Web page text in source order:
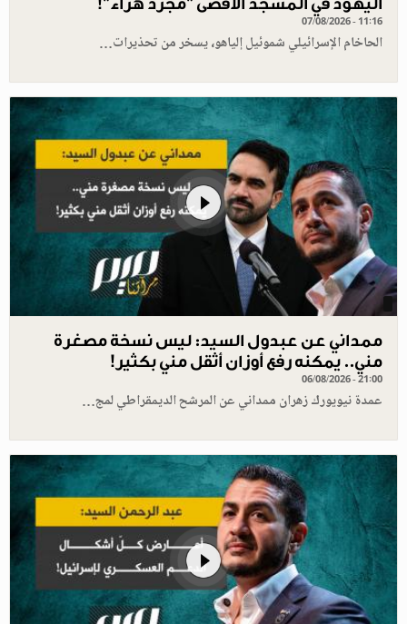
07/08/2026 - 11:16
الحاخام الإسرائيلي شموئيل إلياهو، يسخر من تحذيرات…
ممداني عن عبدول السيد: ليس نسخة مصغرة
مني.. يمكنه رفع أوزان أثقل مني بكثير!
06/08/2026 - 21:00
عمدة نيويورك زهران ممداني عن المرشح الديمقراطي لمج…